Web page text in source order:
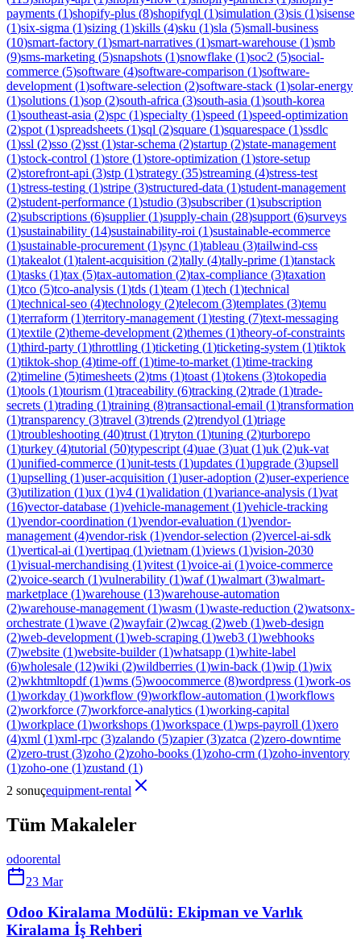
payments (1)shopify-plus (8)shopifyql (1)simulation (3)sis (1)sisense
(1)six-sigma (1)sizing (1)skills (4)sku (1)sla (5)small-business
(10)smart-factory (1)smart-narratives (1)smart-warehouse (1)smb
(9)sms-marketing (5)snapshots (1)snowflake (1)soc2 (5)social-
commerce (5)software (4)software-comparison (1)software-
development (1)software-selection (2)software-stack (1)solar-energy
(1)solutions (1)sop (2)south-africa (3)south-asia (1)south-korea
(1)southeast-asia (2)spc (1)specialty (1)speed (1)speed-optimization
(2)spot (1)spreadsheets (1)sql (2)square (1)squarespace (1)ssdlc
(1)ssl (2)sso (2)sst (1)star-schema (2)startup (2)state-management
(1)stock-control (1)store (1)store-optimization (1)store-setup
(2)storefront-api (3)stp (1)strategy (35)streaming (4)stress-test
(1)stress-testing (1)stripe (3)structured-data (1)student-management
(2)student-performance (1)studio (3)subscriber(1)subscription
(2)subscriptions (6)supplier(1)supply-chain (28)support (6)surveys
(1)sustainability (14)sustainability-roi (1)sustainable-ecommerce
(1)sustainable-procurement (1)sync (1)tableau (3)tailwind-css
(1)takealot (1)talent-acquisition (2)tally (4)tally-prime (1)tanstack
(1)tasks (1)tax (5)tax-automation (2)tax-compliance (3)taxation
(1)tco (5)tco-analysis (1)tds (1)team (1)tech (1)technical
(1)technical-seo (4)technology (2)telecom (3)templates (3)temu
(1)terraform (1)territory-management (1)testing (7)text-messaging
(1)textile (2)theme-development (2)themes (1)theory-of-constraints
(1)third-party (1)throttling (1)ticketing (1)ticketing-system (1)tiktok
(1)tiktok-shop (4)time-off(1)time-to-market (1)time-tracking
(2)timeline (5)timesheets (2)tms (1)toast (1)tokens (3)tokopedia
(1)tools (1)tourism (1)traceability (6)tracking (2)trade (1)trade-
secrets (1)trading (1)training (8)transactional-email (1)transformation
(1)transparency (3)travel (3)trends (2)trendyol (1)triage
(1)troubleshooting (40)trust (1)tryton (1)tuning (2)turborepo
(1)turkey (4)tutorial (50)typescript (4)uae (3)uat (1)uk (2)uk-vat
(1)unified-commerce (1)unit-tests (1)updates (1)upgrade (3)upsell
(1)upselling (1)user-acquisition (1)user-adoption (2)user-experience
(3)utilization (1)ux (1)v4 (1)validation (1)variance-analysis (1)vat
(16)vector-database (1)vehicle-management (1)vehicle-tracking
(1)vendor-coordination (1)vendor-evaluation (1)vendor-
management (4)vendor-risk (1)vendor-selection (2)vercel-ai-sdk
(1)vertical-ai (1)vertipaq (1)vietnam (1)views (1)vision-2030
(1)visual-merchandising (1)vitest (1)voice-ai (1)voice-commerce
(2)voice-search (1)vulnerability (1)waf(1)walmart (3)walmart-
marketplace (1)warehouse (13)warehouse-automation
(2)warehouse-management (1)wasm (1)waste-reduction (2)watsonx-
orchestrate (1)wave (2)wayfair(2)wcag (2)web (1)web-design
(2)web-development (1)web-scraping (1)web3 (1)webhooks
(7)website (1)website-builder(1)whatsapp (1)white-label
(6)wholesale (12)wiki (2)wildberries (1)win-back (1)wip (1)wix
(2)wkhtmltopdf(1)wms (5)woocommerce (8)wordpress (1)work-os
(1)workday (1)workflow (9)workflow-automation (1)workflows
(2)workforce (7)workforce-analytics (1)working-capital
(1)workplace (1)workshops (1)workspace (1)wps-payroll (1)xero
(4)xml (1)xml-rpc (3)zalando (5)zapier(3)zatca (2)zero-downtime
(2)zero-trust (3)zoho (2)zoho-books (1)zoho-crm (1)zoho-inventory
(1)zoho-one (1)zustand (1)
2 sonuçequipment-rental
Tüm Makaleler
odoorental
23 Mar
Odoo Kiralama Modülü: Ekipman ve Varlık
Kiralama İş Rehberi